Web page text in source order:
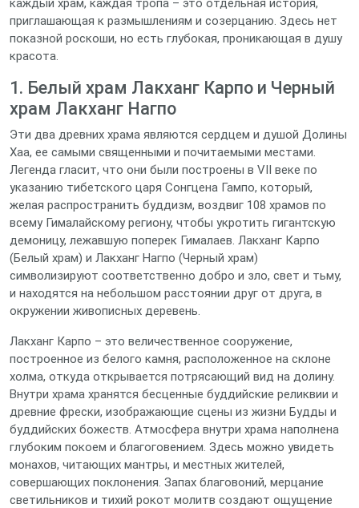
каждый храм, каждая тропа – это отдельная история,
приглашающая к размышлениям и созерцанию. Здесь нет
показной роскоши, но есть глубокая, проникающая в душу
красота.
1. Белый храм Лакханг Карпо и Черный
храм Лакханг Нагпо
Эти два древних храма являются сердцем и душой Долины
Хаа, ее самыми священными и почитаемыми местами.
Легенда гласит, что они были построены в VII веке по
указанию тибетского царя Сонгцена Гампо, который,
желая распространить буддизм, воздвиг 108 храмов по
всему Гималайскому региону, чтобы укротить гигантскую
демоницу, лежавшую поперек Гималаев. Лакханг Карпо
(Белый храм) и Лакханг Нагпо (Черный храм)
символизируют соответственно добро и зло, свет и тьму,
и находятся на небольшом расстоянии друг от друга, в
окружении живописных деревень.
Лакханг Карпо – это величественное сооружение,
построенное из белого камня, расположенное на склоне
холма, откуда открывается потрясающий вид на долину.
Внутри храма хранятся бесценные буддийские реликвии и
древние фрески, изображающие сцены из жизни Будды и
буддийских божеств. Атмосфера внутри храма наполнена
глубоким покоем и благоговением. Здесь можно увидеть
монахов, читающих мантры, и местных жителей,
совершающих поклонения. Запах благовоний, мерцание
светильников и тихий рокот молитв создают ощущение